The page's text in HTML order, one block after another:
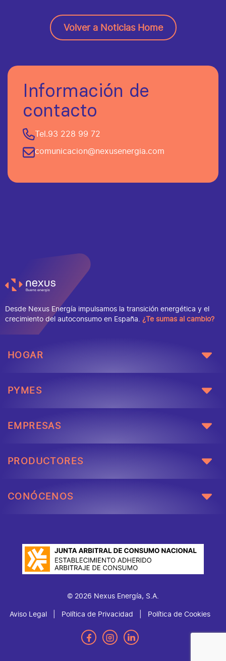
Volver a Noticias Home
Información de
contacto
Tel.93 228 99 72
comunicacion@nexusenergia.com
Desde Nexus Energía impulsamos la transición energética y el
crecimiento del autoconsumo en España. ¿Te sumas al cambio?
HOGAR
PYMES
EMPRESAS
PRODUCTORES
CONÓCENOS
© 2026 Nexus Energía, S.A.
Aviso Legal
Política de Privacidad Política de Cookies